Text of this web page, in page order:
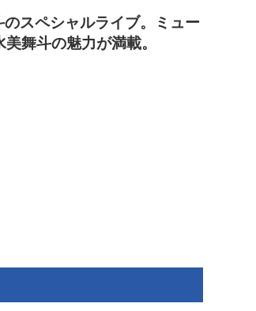
スペシャルライブ。ミュー
舞斗の魅力が満載。